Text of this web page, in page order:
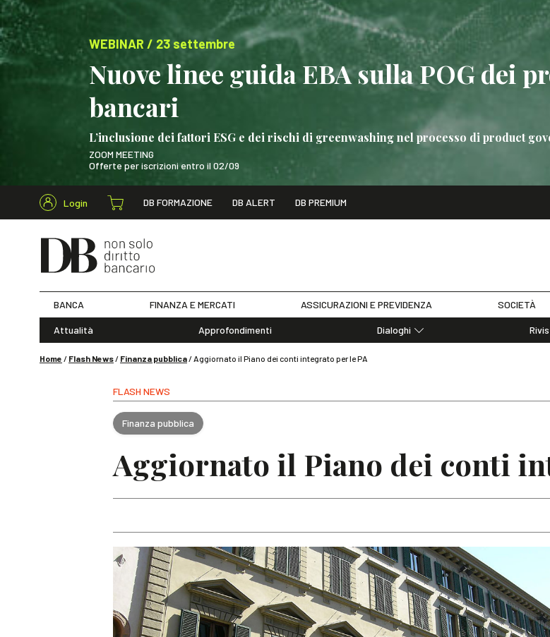
WEBINAR / 23 settembre
Nuove linee guida EBA sulla POG dei
bancari
L’inclusione dei fattori ESG e dei rischi di greenwashing nel processo di product
ZOOM MEETING
Offerte per iscrizioni entro il 02/09
WEBINAR / 23 settembre Nuove linee guida EBA sulla POG dei prodotti
Login DB FORMAZIONE DB ALERT DB PREMIUM
Cerca nel sito
BANCA FINANZA E MERCATI ASSICURAZIONI E PREVIDENZA SOCIETÀ
Attualità Approfondimenti
Dialoghi
Home / Flash News/ Finanza pubblica/Aggiornato il Piano dei conti integrato per le PA
FLASH NEWS
Finanza pubblica
Aggiornato il Piano dei conti